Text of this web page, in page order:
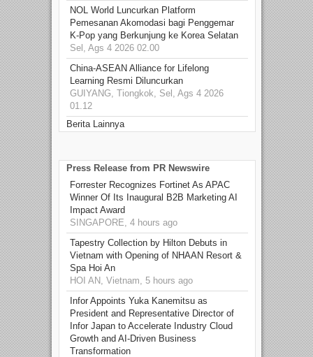
NOL World Luncurkan Platform
Pemesanan Akomodasi bagi Penggemar
K-Pop yang Berkunjung ke Korea Selatan
Sel, Ags 4 2026 02.00
China-ASEAN Alliance for Lifelong
Learning Resmi Diluncurkan
GUIYANG, Tiongkok, Sel, Ags 4 2026
01.12
Berita Lainnya
Press Release from PR Newswire
Forrester Recognizes Fortinet As APAC
Winner Of Its Inaugural B2B Marketing AI
Impact Award
SINGAPORE, 4 hours ago
Tapestry Collection by Hilton Debuts in
Vietnam with Opening of NHAAN Resort &
Spa Hoi An
HOI AN, Vietnam, 5 hours ago
Infor Appoints Yuka Kanemitsu as
President and Representative Director of
Infor Japan to Accelerate Industry Cloud
Growth and AI-Driven Business
Transformation